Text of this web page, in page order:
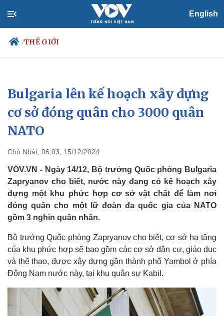
English
/THẾ GIỚI
Chính trị
Đảng
Tổ chức nhân sự
Quốc hội
Xã hội
Tin 24h
Dự báo thời tiết
Bulgaria lên kế hoạch xây dựng
cơ sở đóng quân cho 3000 quân
NATO
Chủ Nhật, 06:03, 15/12/2024
VOV.VN - Ngày 14/12, Bộ trưởng Quốc phòng Bulgaria
Zapryanov cho biết, nước này đang có kế hoạch xây
dựng một khu phức hợp cơ sở vật chất để làm nơi
đóng quân cho một lữ đoàn đa quốc gia của NATO
gồm 3 nghìn quân nhân.
Bộ trưởng Quốc phòng Zapryanov cho biết, cơ sở hạ tầng
của khu phức hợp sẽ bao gồm các cơ sở dân cư, giáo dục
và thể thao, được xây dựng gần thành phố Yambol ở phía
Đông Nam nước này, tại khu quân sự Kabil.